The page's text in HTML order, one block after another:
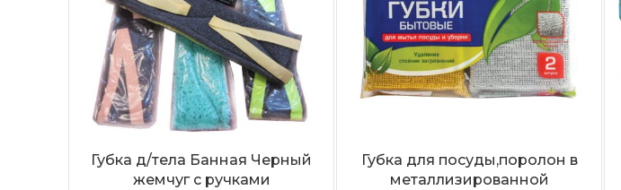
Губка д/тела Банная Черный
жемчуг с ручками
Губка для посуды,поролон в
металлизированной